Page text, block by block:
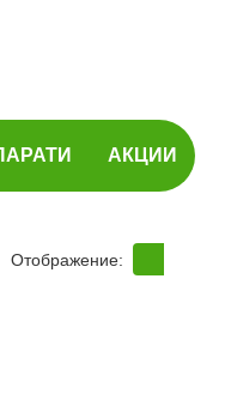
АКЦИИ
Отображение: